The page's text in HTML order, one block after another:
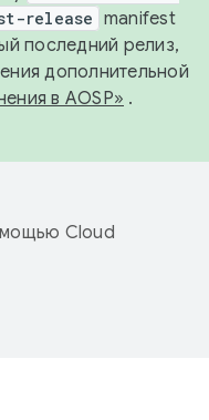
release manifest
последний релиз,
дополнительной
в AOSP» .
Cloud